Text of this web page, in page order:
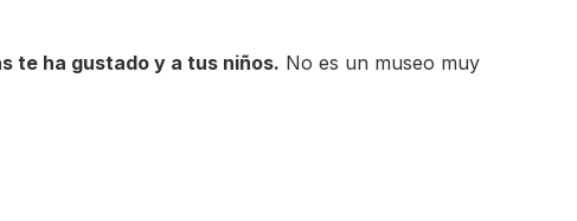
te ha gustado y a tus niños. No es un museo muy